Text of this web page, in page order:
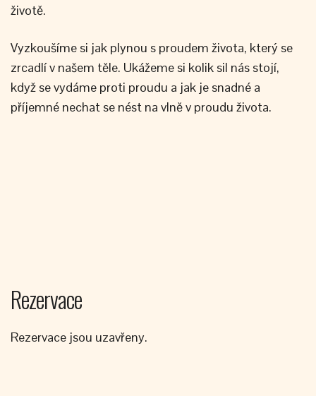
životě.
Vyzkoušíme si jak plynou s proudem života, který se
zrcadlí v našem těle. Ukážeme si kolik sil nás stojí,
když se vydáme proti proudu a jak je snadné a
příjemné nechat se nést na vlně v proudu života.
Rezervace
Rezervace jsou uzavřeny.